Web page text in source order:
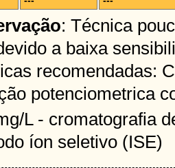
: Técnica
a baixa
recomendadas:
potenciometrica
L - cromatografia
íon seletivo (ISE)